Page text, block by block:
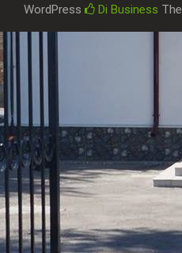
WordPress
Di Business